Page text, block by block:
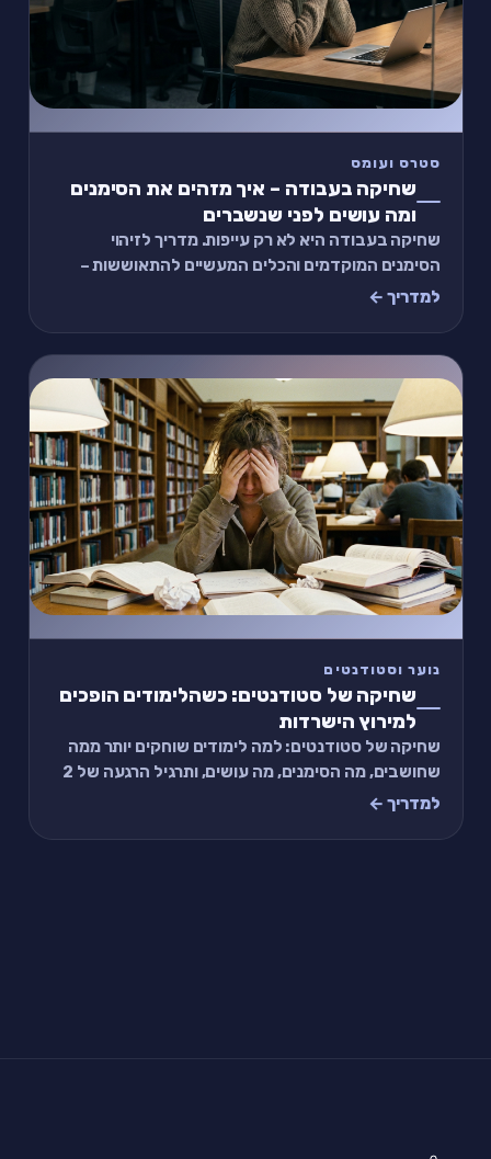
סטרס ועומס
שחיקה בעבודה – איך מזהים את הסימנים
ומה עושים לפני שנשברים
שחיקה בעבודה היא לא רק עייפות. מדריך לזיהוי
הסימנים המוקדמים והכלים המעשיים להתאוששות –
לפני שנשברים.
למדריך ←
נוער וסטודנטים
שחיקה של סטודנטים: כשהלימודים הופכים
למירוץ הישרדות
שחיקה של סטודנטים: למה לימודים שוחקים יותר ממה
שחושבים, מה הסימנים, מה עושים, ותרגיל הרגעה של 2
דקות.
למדריך ←